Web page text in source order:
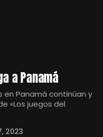
a Panamá
Panamá continúan y
«Los juegos del
2023